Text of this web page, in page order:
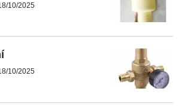
10/2025
10/2025